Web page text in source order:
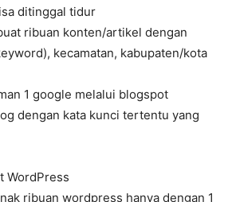
ditinggal tidur
ribuan konten/artikel dengan
kecamatan, kabupaten/kota
1 google melalui blogspot
dengan kata kunci tertentu yang
WordPress
ribuan wordpress hanya dengan 1